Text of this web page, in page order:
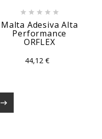
    
Malta Adesiva Alta
Performance
ORFLEX
44,12 €
